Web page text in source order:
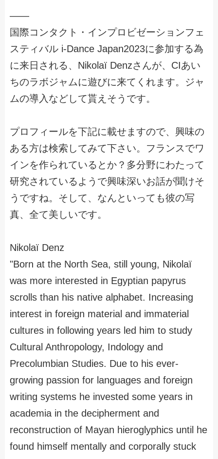
——
国際コンタクト・インプロビゼーションフェ
スティバル i-Dance Japan2023に参加する為
に来日される、Nikolaï Denzさんが、CIあい
ちのラボジャムに遊びに来てくれます。ジャ
ムの導入などして貰えそうです。
プロフィールを下記に載せますので、興味の
ある方は検索してみて下さい。フランスでワ
インを作られているとか？多分野にわたって
研究されているようで興味深いお話が聞けそ
うですね。そして、なんといっても彼の写
真、全て美しいです。
Nikolaï Denz
"Born at the North Sea, still young, Nikolaï
was more interested in Egyptian papyrus
scrolls than his native alphabet. Increasing
interest in foreign material and immaterial
cultures in following years led him to study
Cultural Anthropology, Indology and
Precolumbian Studies. Due to his ever-
growing passion for languages and foreign
writing systems he invested some years in
academia in the decipherment and
reconstruction of Mayan hieroglyphics until he
found himself mentally and corporally stuck